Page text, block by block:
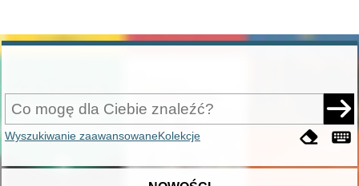
Wyszukiwanie zaawansowaneKolekcje